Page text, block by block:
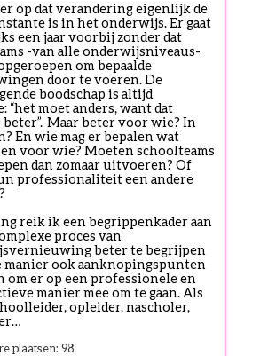
op dat verandering eigenlijk de
is in het onderwijs. Er gaat
een jaar voorbij zonder dat
-van alle onderwijsniveaus-
om bepaalde
door te voeren. De
boodschap is altijd
“het moet anders, want dat
Maar beter voor wie? In
En wie mag er bepalen wat
en voor wie? Moeten schoolteams
dan zomaar uitvoeren? Of
professionaliteit een andere
reik ik een begrippenkader aan
proces van
beter te begrijpen
manier ook aanknopingspunten
om er op een professionele en
manier mee om te gaan. Als
opleider, nascholer,
plaatsen: 98